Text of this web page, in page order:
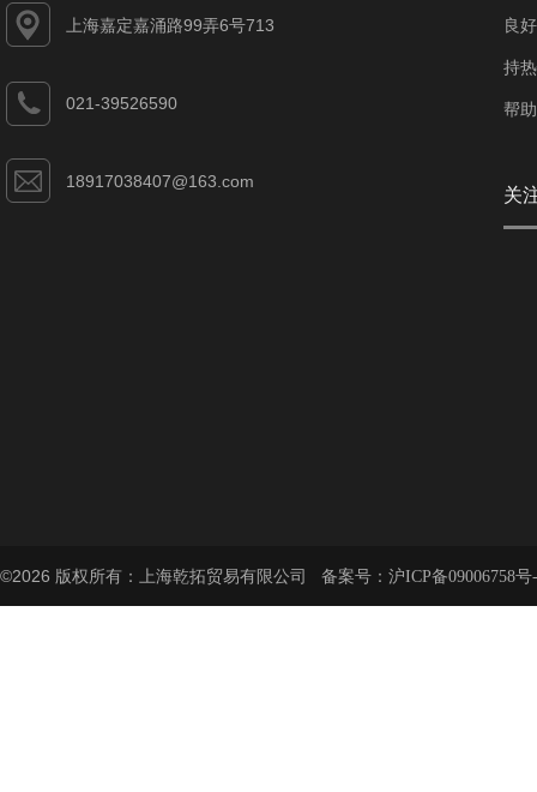
上海嘉定嘉涌路99弄6号713
021-39526590
18917038407@163.com
良
持
帮
关
©2026 版权所有：上海乾拓贸易有限公司 备案号： 沪ICP备09006758号